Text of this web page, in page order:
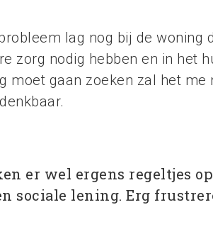
lag nog bij de woning
zorg nodig hebben en in het
moet gaan zoeken zal het me
er wel ergens regeltjes
sociale lening. Erg